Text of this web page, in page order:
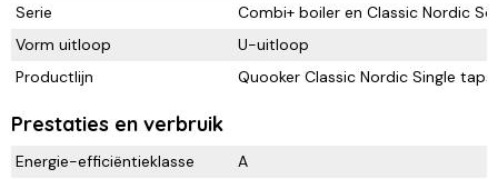
Serie
Combi+ boiler en Classic Nordic
Vorm uitloop
U-uitloop
Productlijn
Quooker Classic Nordic Single taps
Prestaties en verbruik
Energie-efficiëntieklasse
A